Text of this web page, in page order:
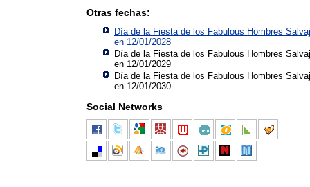
Otras fechas:
Día de la Fiesta de los Fabulous Hombres
en 12/01/2028
Día de la Fiesta de los Fabulous Hombres
en 12/01/2029
Día de la Fiesta de los Fabulous Hombres
en 12/01/2030
Social Networks